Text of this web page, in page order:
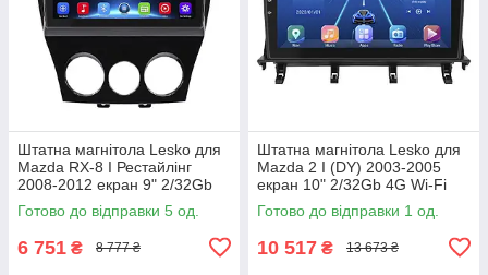
Штатна магнітола Lesko для
Mazda RX-8 I Рестайлінг
2008-2012 екран 9" 2/32Gb
Wi-Fi GPS Base Мазда
Готово до відправки 5 од.
6 751 ₴ 8 777 ₴
Штатна магнітола Lesko для
Mazda 2 I (DY) 2003-2005
екран 10" 2/32Gb 4G Wi-Fi
GPS Top Мазда
Готово до відправки 1 од.
10 517 ₴ 13 673 ₴